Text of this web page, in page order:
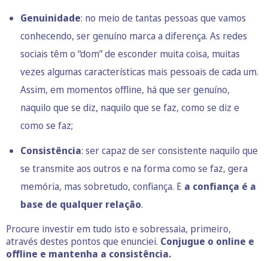
Genuinidade: no meio de tantas pessoas que vamos
conhecendo, ser genuíno marca a diferença. As redes
sociais têm o “dom” de esconder muita coisa, muitas
vezes algumas características mais pessoais de cada um.
Assim, em momentos offline, há que ser genuíno,
naquilo que se diz, naquilo que se faz, como se diz e
como se faz;
Consistência: ser capaz de ser consistente naquilo que
se transmite aos outros e na forma como se faz, gera
memória, mas sobretudo, confiança. E a confiança é a
base de qualquer relação.
Procure investir em tudo isto e sobressaia, primeiro,
através destes pontos que enunciei. Conjugue o online e
offline e mantenha a consistência.